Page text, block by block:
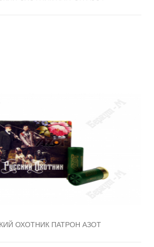
ОХОТНИК ПАТРОН АЗОТ